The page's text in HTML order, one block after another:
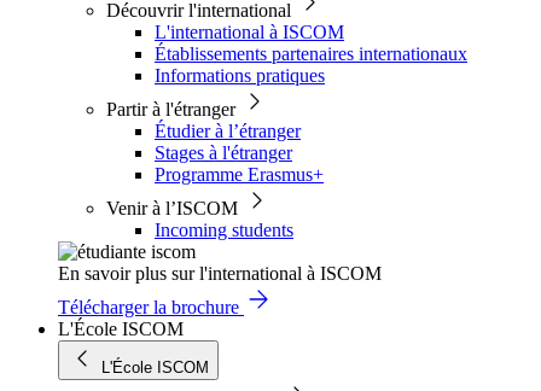
Découvrir l'international
L'international à ISCOM
Établissements partenaires internationaux
Informations pratiques
Partir à l'étranger
Étudier à l’étranger
Stages à l'étranger
Programme Erasmus+
Venir à l’ISCOM
Incoming students
En savoir plus sur l'international à ISCOM
Télécharger la brochure
L'École ISCOM
L'École ISCOM